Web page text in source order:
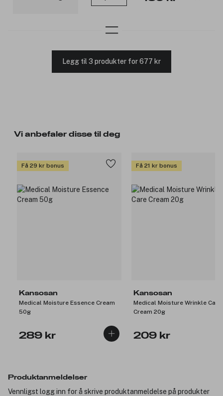
Legg til 3 produkter for 677 kr
Vi anbefaler disse til deg
Få 29 kr bonus
Kansosan
Medical Moisture Essence Cream
50g
289 kr
Få 21 kr bonus
Kansosan
Medical Moisture Wrinkle Care
Cream 20g
209 kr
Produktanmeldelser
Vennligst logg inn for å skrive produktanmeldelse på produkter